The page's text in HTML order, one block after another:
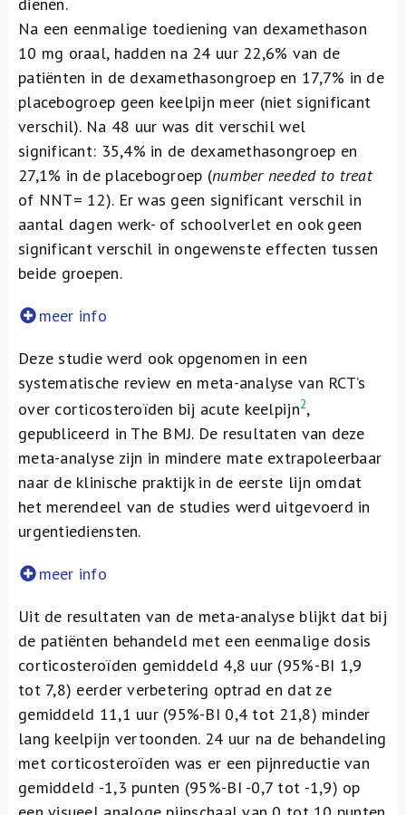
Na een eenmalige toediening van dexamethason
10 mg oraal, hadden na 24 uur 22,6% van de
patiënten in de dexamethasongroep en 17,7% in de
placebogroep geen keelpijn meer (niet significant
verschil). Na 48 uur was dit verschil wel
significant: 35,4% in de dexamethasongroep en
27,1% in de placebogroep (number needed to treat
of NNT= 12). Er was geen significant verschil in
aantal dagen werk- of schoolverlet en ook geen
significant verschil in ongewenste effecten tussen
beide groepen.
meer info
Deze studie werd ook opgenomen in een
systematische review en meta-analyse van RCT’s
over corticosteroïden bij acute keelpijn2,
gepubliceerd in The BMJ. De resultaten van deze
meta-analyse zijn in mindere mate extrapoleerbaar
naar de klinische praktijk in de eerste lijn omdat
het merendeel van de studies werd uitgevoerd in
urgentiediensten.
meer info
Uit de resultaten van de meta-analyse blijkt dat bij
de patiënten behandeld met een eenmalige dosis
corticosteroïden gemiddeld 4,8 uur (95%-BI 1,9
tot 7,8) eerder verbetering optrad en dat ze
gemiddeld 11,1 uur (95%-BI 0,4 tot 21,8) minder
lang keelpijn vertoonden. 24 uur na de behandeling
met corticosteroïden was er een pijnreductie van
gemiddeld -1,3 punten (95%-BI -0,7 tot -1,9) op